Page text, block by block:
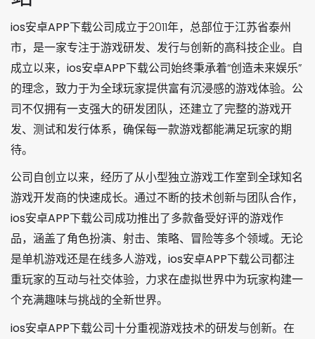
ios安卓APP下载公司成立于2011年，总部位于江苏省泰州
市，是一家专注于游戏研发、发行与创新的高科技企业。自
成立以来， ios安卓APP下载公司始终秉承着“创造未来娱乐”
的理念，致力于为全球玩家提供富有沉浸感的游戏体验。公
司不仅拥有一支强大的研发团队，还建立了完整的游戏开
发、测试和发行体系，确保每一款游戏都能满足玩家的期
待。
公司自创立以来，经历了从小型独立游戏工作室到全球知名
游戏开发商的快速成长。通过不断的技术创新与团队合作，
ios安卓APP下载公司成功推出了多款备受好评的游戏作
品，涵盖了角色扮演、射击、策略、冒险等多个领域。无论
是单机游戏还是在线多人游戏， ios安卓APP下载公司都注
重玩家的互动与社交体验，力求在虚拟世界中为玩家构建一
个充满趣味与挑战的全新世界。
ios安卓APP下载公司十分重视游戏技术的研发与创新。在